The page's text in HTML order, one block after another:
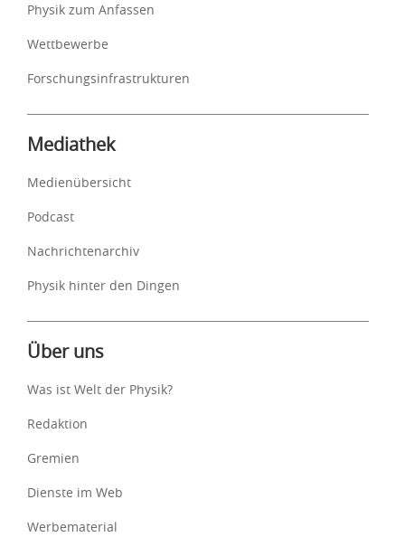
Physik zum Anfassen
Wettbewerbe
Forschungsinfrastrukturen
Mediathek
Medienübersicht
Podcast
Nachrichtenarchiv
Physik hinter den Dingen
Über uns
Was ist Welt der Physik?
Redaktion
Gremien
Dienste im Web
Werbematerial